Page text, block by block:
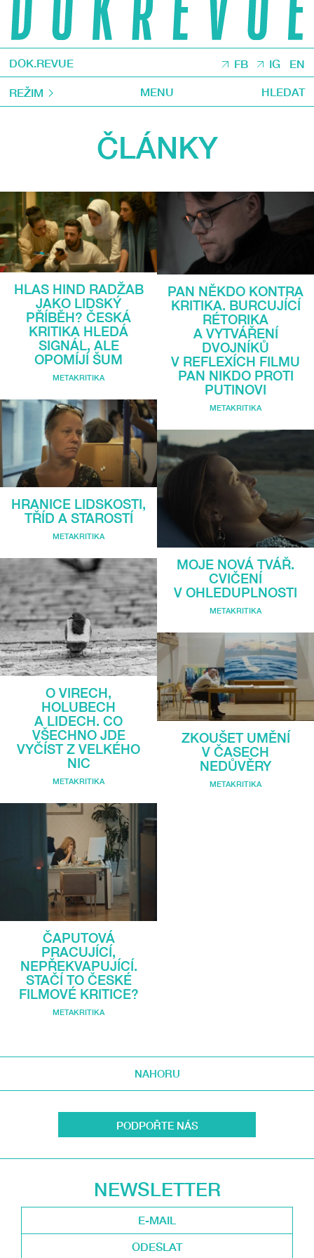
DOK.REVUE FB IG EN
REŽIM MENU HLEDAT
ČLÁNKY
HLAS HIND RADŽAB
JAKO LIDSKÝ
PŘÍBĚH? ČESKÁ
KRITIKA HLEDÁ
SIGNÁL, ALE
OPOMÍJÍ ŠUM
METAKRITIKA
HRANICE LIDSKOSTI,
TŘÍD A STAROSTÍ
METAKRITIKA
O VIRECH,
HOLUBECH
A LIDECH. CO
VŠECHNO JDE
VYČÍST Z VELKÉHO
NIC
METAKRITIKA
ČAPUTOVÁ
PRACUJÍCÍ,
NEPŘEKVAPUJÍCÍ.
STAČÍ TO ČESKÉ
FILMOVÉ KRITICE?
METAKRITIKA
PAN NĚKDO KONTRA
KRITIKA. BURCUJÍCÍ
RÉTORIKA
A VYTVÁŘENÍ
DVOJNÍKŮ
V REFLEXÍCH FILMU
PAN NIKDO PROTI
PUTINOVI
METAKRITIKA
MOJE NOVÁ TVÁŘ.
CVIČENÍ
V OHLEDUPLNOSTI
METAKRITIKA
ZKOUŠET UMĚNÍ
V ČASECH
NEDŮVĚRY
METAKRITIKA
NAHORU
PODPOŘTE NÁS
NEWSLETTER
ODESLAT